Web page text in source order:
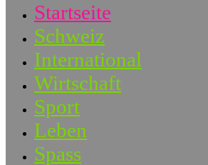
Startseite
Schweiz
International
Wirtschaft
Sport
Leben
Spass